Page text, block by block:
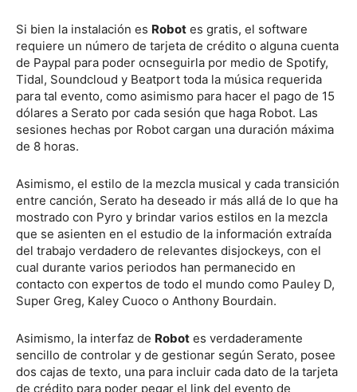
Si bien la instalación es Robot es gratis, el software
requiere un número de tarjeta de crédito o alguna cuenta
de Paypal para poder ocnseguirla por medio de Spotify,
Tidal, Soundcloud y Beatport toda la música requerida
para tal evento, como asimismo para hacer el pago de 15
dólares a Serato por cada sesión que haga Robot. Las
sesiones hechas por Robot cargan una duración máxima
de 8 horas.
Asimismo, el estilo de la mezcla musical y cada transición
entre canción, Serato ha deseado ir más allá de lo que ha
mostrado con Pyro y brindar varios estilos en la mezcla
que se asienten en el estudio de la información extraída
del trabajo verdadero de relevantes disjockeys, con el
cual durante varios periodos han permanecido en
contacto con expertos de todo el mundo como Pauley D,
Super Greg, Kaley Cuoco o Anthony Bourdain.
Asimismo, la interfaz de Robot es verdaderamente
sencillo de controlar y de gestionar según Serato, posee
dos cajas de texto, una para incluir cada dato de la tarjeta
de crédito para poder pegar el link del evento de